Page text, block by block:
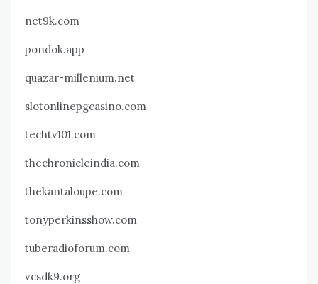
net9k.com
pondok.app
quazar-millenium.net
slotonlinepgcasino.com
techtv101.com
thechronicleindia.com
thekantaloupe.com
tonyperkinsshow.com
tuberadioforum.com
vcsdk9.org